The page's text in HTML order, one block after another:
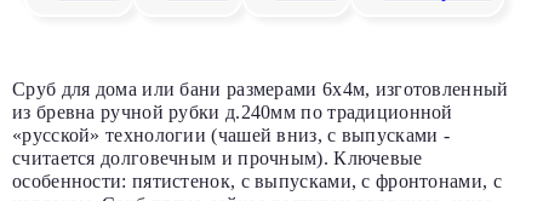
Сруб для дома или бани размерами 6х4м, изготовленный
из бревна ручной рубки д.240мм по традиционной
«русской» технологии (чашей вниз, с выпусками -
считается долговечным и прочным). Ключевые
особенности: пятистенок, с выпусками, с фронтонами, с